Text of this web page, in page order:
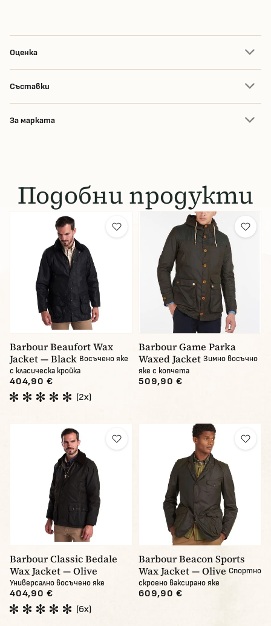
Оценка
Съставки
За марката
Подобни продукти
Barbour Beaufort Wax
Jacket — Black Восъчено яке
с класическа кройка
404,90 €
(2x)
Barbour Game Parka
Waxed Jacket Зимно восъчно
яке с копчета
509,90 €
Barbour Classic Bedale
Wax Jacket — Olive
Универсално восъчено яке
404,90 €
(6x)
Barbour Beacon Sports
Wax Jacket — Olive Спортно
скроено ваксирано яке
609,90 €